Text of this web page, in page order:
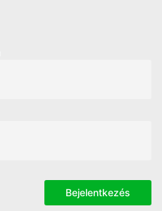
Bejelentkezés